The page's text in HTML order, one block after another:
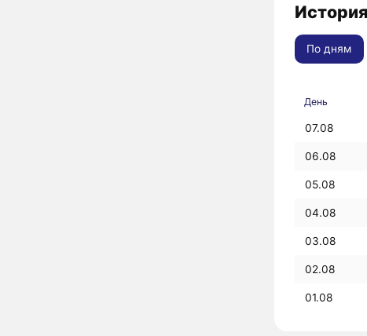
По дням
День
07.08
06.08
05.08
04.08
03.08
02.08
01.08